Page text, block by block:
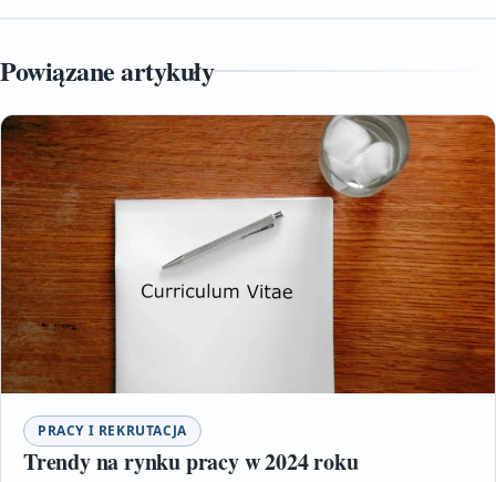
Powiązane artykuły
PRACY I REKRUTACJA
Trendy na rynku pracy w 2024 roku